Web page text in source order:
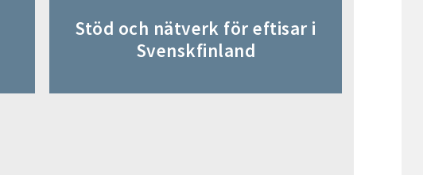
Stöd och nätverk för eftisar i
Svenskfinland